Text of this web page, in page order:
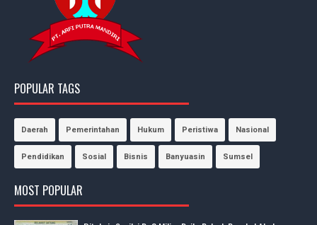
POPULAR TAGS
Daerah Pemerintahan Hukum Peristiwa Nasional
Pendidikan Sosial Bisnis Banyuasin Sumsel
MOST POPULAR